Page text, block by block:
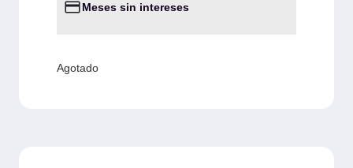
Meses sin intereses
Agotado